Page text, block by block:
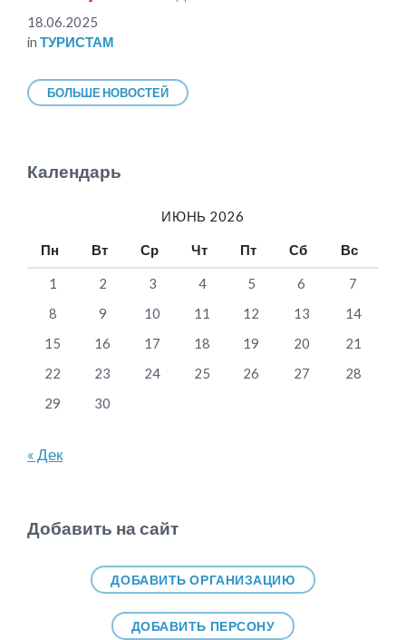
18.06.2025
in ТУРИСТАМ
БОЛЬШЕ НОВОСТЕЙ
Календарь
ИЮНЬ 2026
Пн Вт Ср Чт Пт Сб Вс
1 2 3 4 5 6
7
8
9 10 11 12 13
14
15
16 17 18 19 20
21
22
23 24 25 26 27
28
29
30
« Дек
Добавить на сайт
ДОБАВИТЬ ОРГАНИЗАЦИЮ
ДОБАВИТЬ ПЕРСОНУ